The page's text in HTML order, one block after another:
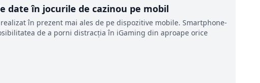
date în jocurile de cazinou pe mobil
în prezent mai ales de pe dispozitive mobile. Smartphone-
de a porni distracția în iGaming din aproape orice